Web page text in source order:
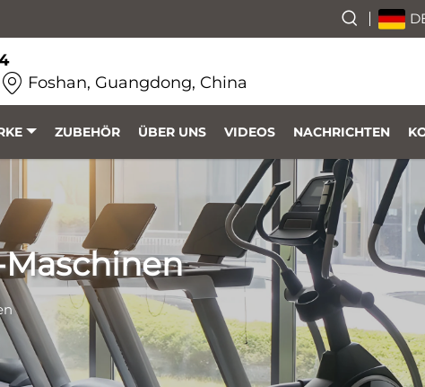
Foshan, Guangdong, China
ZUBEHÖR ÜBER UNS VIDEOS NACHRICHTEN